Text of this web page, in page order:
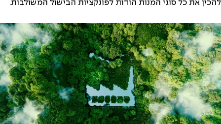
להכין את כל סוגי המנות הודות לפונקציות הבישול המשולבות.